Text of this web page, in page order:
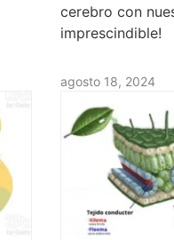
cerebro con
imprescindible!
agosto 18, 2024